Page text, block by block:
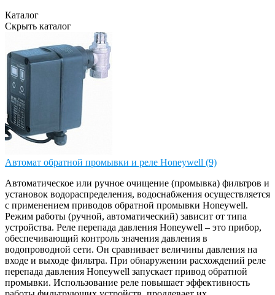
Каталог
Скрыть каталог
Автомат обратной промывки и реле Honeywell (9)
Автоматическое или ручное очищение (промывка) фильтров и
установок водораспределения, водоснабжения осуществляется
с применением приводов обратной промывки Honeywell.
Режим работы (ручной, автоматический) зависит от типа
устройства. Реле перепада давления Honeywell – это прибор,
обеспечивающий контроль значения давления в
водопроводной сети. Он сравнивает величины давления на
входе и выходе фильтра. При обнаружении расхождений реле
перепада давления Honeywell запускает привод обратной
промывки. Использование реле повышает эффективность